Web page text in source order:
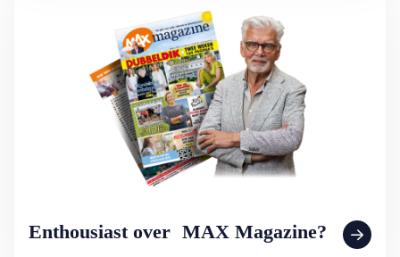
Enthousiast over MAX Magazine?
Lees meer over Enthousiast over MAX Magazine?